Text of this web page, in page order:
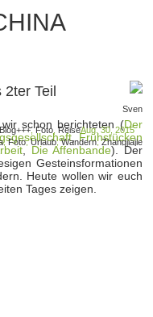
Teil
Sven
Aug. 30, 2015
,Foto, Reise
,Foto,Urlaub,Wandern,Zhangjiajie
schon berichteten (Der
,Frühstücken
, Die Affenbande). Der
Gesteinsformationen
Heute wollen wir euch
Tages zeigen.